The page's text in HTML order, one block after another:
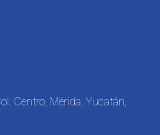
Centro, Mérida, Yucatán,